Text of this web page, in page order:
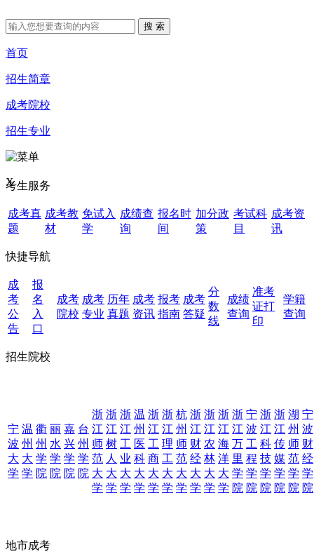
首页
招生简章
成考院校
招生专业
X
考生服务
成考真
题
成考教
材
免试入
学
成绩查
询
报名时
间
加分政
策
考试科
目
成考资
讯
快捷导航
成
考
公
告
报
名
入
口
成考
院校
成考
专业
历年
真题
成考
资讯
报考
指南
成考
答疑
分
数
线
成绩
查询
准考
证打
印
学籍
查询
招生院校
宁
波
大
学
温
州
大
学
衢
州
学
院
丽
水
学
院
嘉
兴
学
院
台
州
学
院
浙
江
师
范
大
学
浙
江
树
人
大
学
浙
江
工
业
大
学
温
州
医
科
大
学
浙
江
工
商
大
学
浙
江
理
工
大
学
杭
州
师
范
大
学
浙
江
财
经
大
学
浙
江
农
林
大
学
浙
江
海
洋
大
学
浙
江
万
里
学
院
宁
波
工
程
学
院
浙
江
科
技
学
院
浙
江
传
媒
学
院
湖
州
师
范
学
院
宁
波
财
经
学
院
地市成考